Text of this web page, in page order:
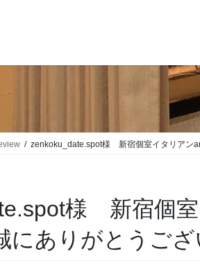
zenkoku_date.spot様 新宿個室イタリアン
様 新宿個
にありがとうござ